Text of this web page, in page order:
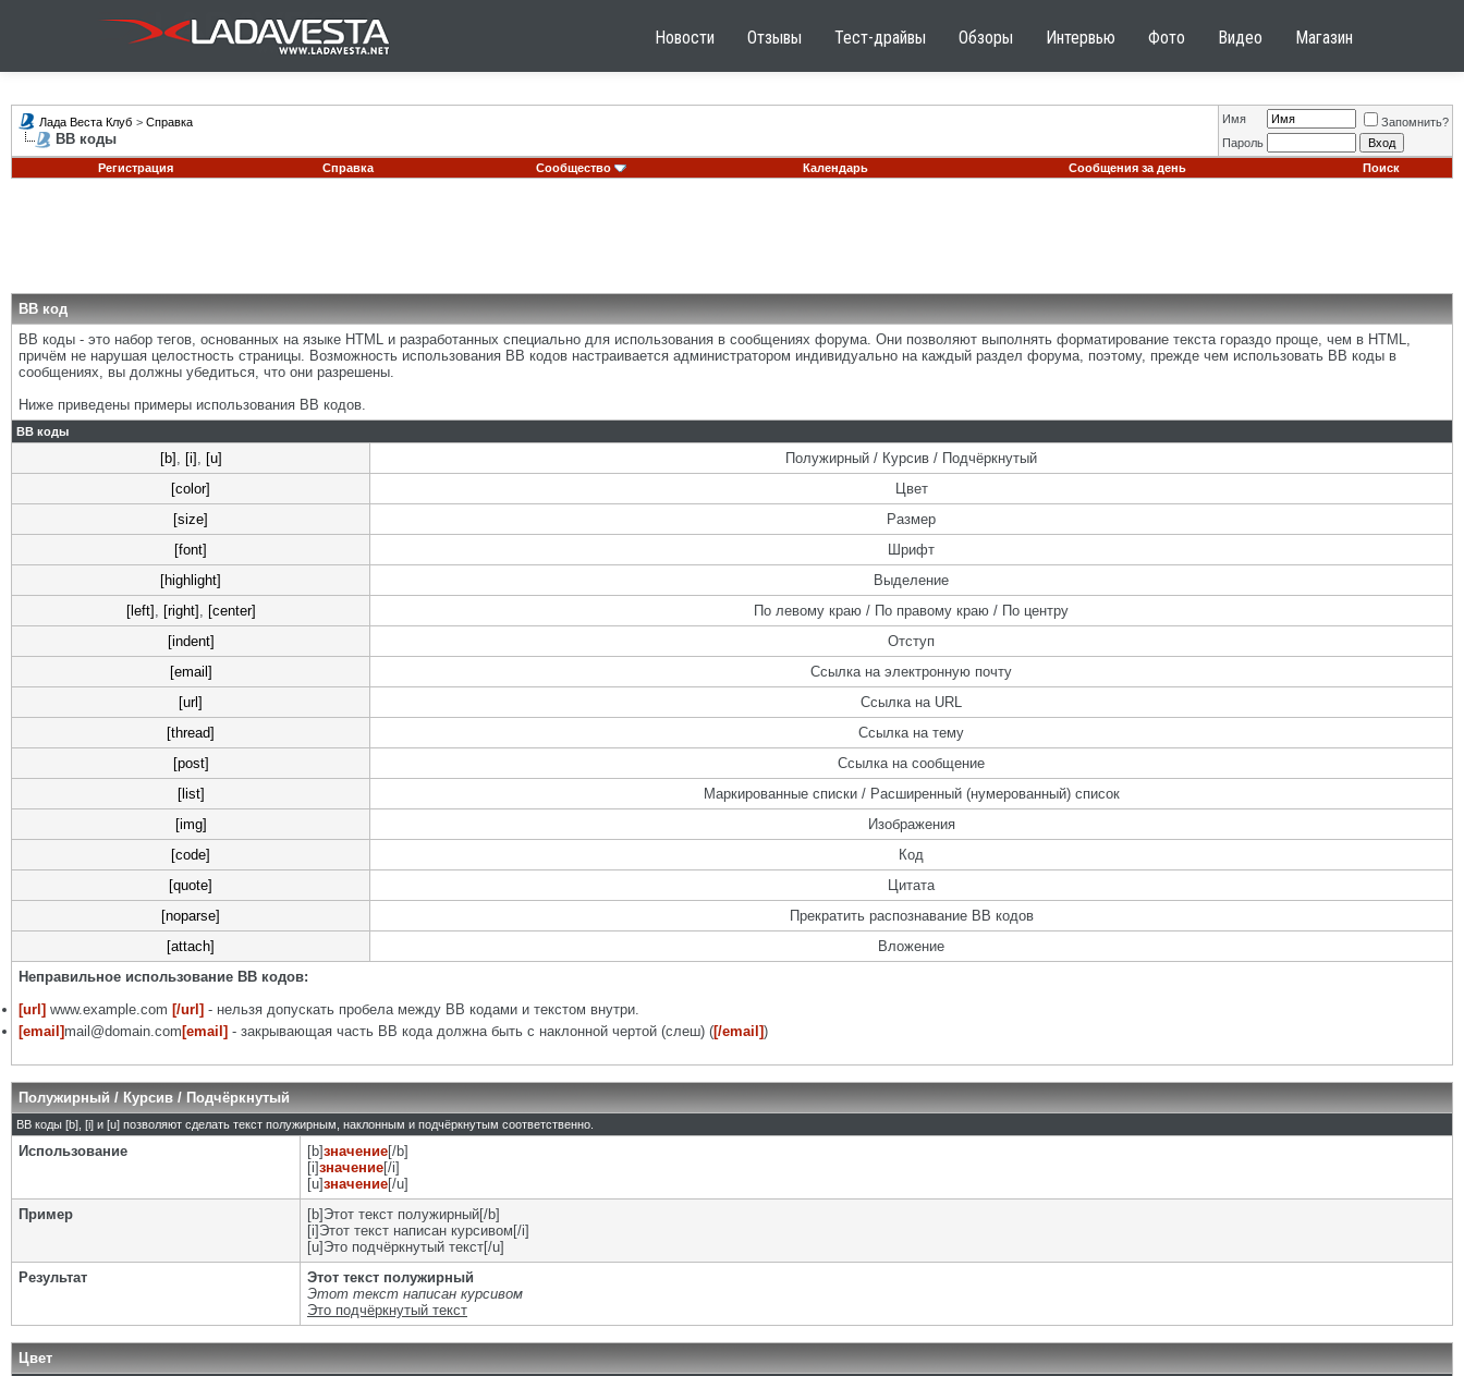
Новости Отзывы Тест-драйвы Обзоры Интервью Фото Видео Магазин
Лада Веста Клуб > Справка
BB коды
Имя
Запомнить?
Пароль
Регистрация
Справка Сообщество Календарь Сообщения за день Поиск
BB код
BB коды - это набор тегов, основанных на языке HTML и разработанных специально для использования в сообщениях форума. Они позволяют выполнять форматирование текста гораздо проще, чем в HTML,
причём не нарушая целостность страницы. Возможность использования BB кодов настраивается администратором индивидуально на каждый раздел форума, поэтому, прежде чем использовать BB коды в
сообщениях, вы должны убедиться, что они разрешены.
Ниже приведены примеры использования BB кодов.
BB коды
[b] , [i] , [u]
Полужирный / Курсив / Подчёркнутый
[color]
Цвет
[size]
Размер
[font]
Шрифт
[highlight]
Выделение
[left] , [right] , [center]
По левому краю / По правому краю / По центру
[indent]
Отступ
[email]
Ссылка на электронную почту
[url]
Ссылка на URL
[thread]
Ссылка на тему
[post]
Ссылка на сообщение
[list]
Маркированные списки / Расширенный (нумерованный) список
[img]
Изображения
[code]
Код
[quote]
Цитата
[noparse]
Прекратить распознавание BB кодов
[attach]
Вложение
Неправильное использование BB кодов:
[url] www.example.com [/url] - нельзя допускать пробела между BB кодами и текстом внутри.
[email] mail@domain.com [email] - закрывающая часть BB кода должна быть с наклонной чертой (слеш) ([/email])
Полужирный / Курсив / Подчёркнутый
BB коды [b], [i] и [u] позволяют сделать текст полужирным, наклонным и подчёркнутым соответственно.
Использование [b]значение[/b]
[i]значение[/i]
[u]значение[/u]
Пример
[b]Этот текст полужирный[/b]
[i]Этот текст написан курсивом[/i]
[u]Это подчёркнутый текст[/u]
Результат
Этот текст полужирный
Этот текст написан курсивом
Это подчёркнутый текст
Цвет